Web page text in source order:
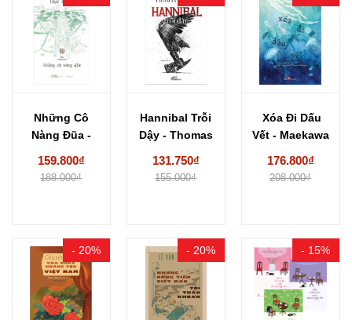
Những Cô
Nàng Đũa -
159.800₫
188.000₫
Hannibal Trỗi
Dậy - Thomas
131.750₫
155.000₫
Xóa Đi Dấu
Vết - Maekawa
176.800₫
208.000₫
- 20% - 20% - 15%